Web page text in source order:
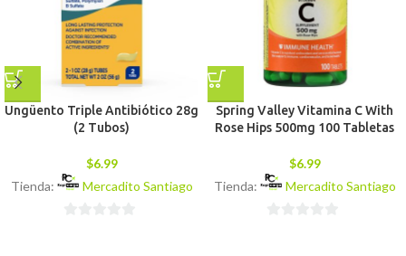
Ungüento Triple Antibiótico 28g
(2 Tubos)
$6.99
Tienda:
Mercadito Santiago
Spring Valley Vitamina C With
Rose Hips 500mg 100 Tabletas
$6.99
Tienda:
Mercadito Santiago